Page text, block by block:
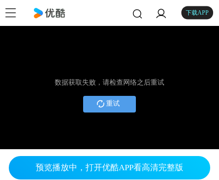
下载APP
数据获取失败，请检查网络之后重试
重试
预览播放中，打开优酷APP看高清完整版